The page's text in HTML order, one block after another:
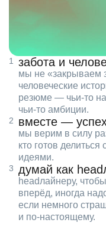
забота и
мы не
человеческие
резюме — чьи‑то
чьи‑то амбиции.
вместе —
мы верим в силу
кто готов
идеями.
думай как
headлайнеру,
вперёд, иногда
если немного
и по‑настоящему.